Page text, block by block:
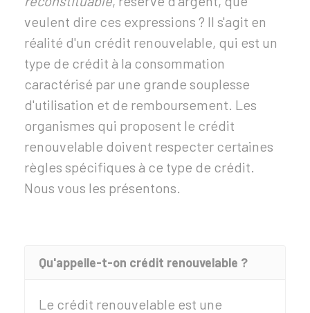
veulent dire ces expressions ? Il s'agit en
réalité d'un crédit renouvelable, qui est un
type de crédit à la consommation
caractérisé par une grande souplesse
d'utilisation et de remboursement. Les
organismes qui proposent le crédit
renouvelable doivent respecter certaines
règles spécifiques à ce type de crédit.
Nous vous les présentons.
Qu'appelle-t-on crédit renouvelable ?
Le crédit renouvelable est une